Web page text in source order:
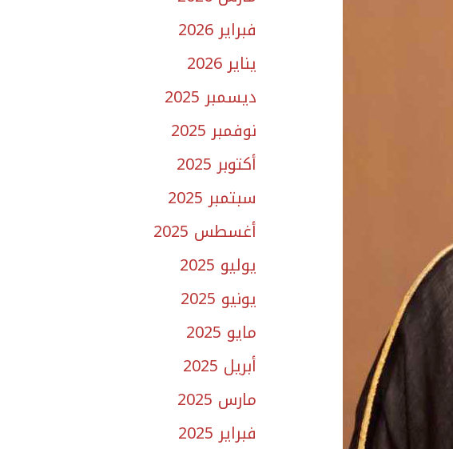
فبراير 2026
يناير 2026
ديسمبر 2025
نوفمبر 2025
أكتوبر 2025
سبتمبر 2025
أغسطس 2025
يوليو 2025
يونيو 2025
مايو 2025
أبريل 2025
مارس 2025
فبراير 2025